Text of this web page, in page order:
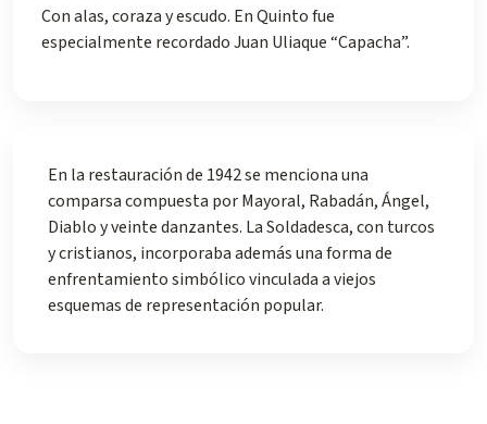
Con alas, coraza y escudo. En Quinto fue
especialmente recordado Juan Uliaque “Capacha”.
En la restauración de 1942 se menciona una
comparsa compuesta por Mayoral, Rabadán, Ángel,
Diablo y veinte danzantes. La Soldadesca, con turcos
y cristianos, incorporaba además una forma de
enfrentamiento simbólico vinculada a viejos
esquemas de representación popular.